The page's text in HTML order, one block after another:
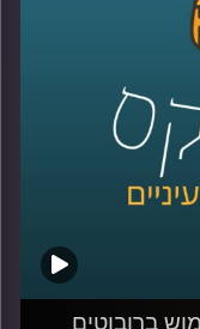
הארי רדזינר
על היחסים בין
הפער בין
המשפטי נראה
וקולנועיות
ברובוטים